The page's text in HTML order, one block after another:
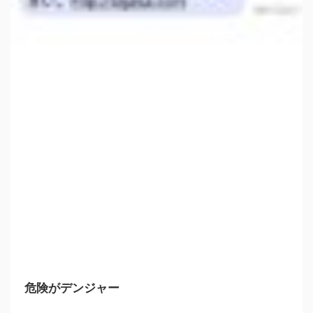
危険がデンジャー